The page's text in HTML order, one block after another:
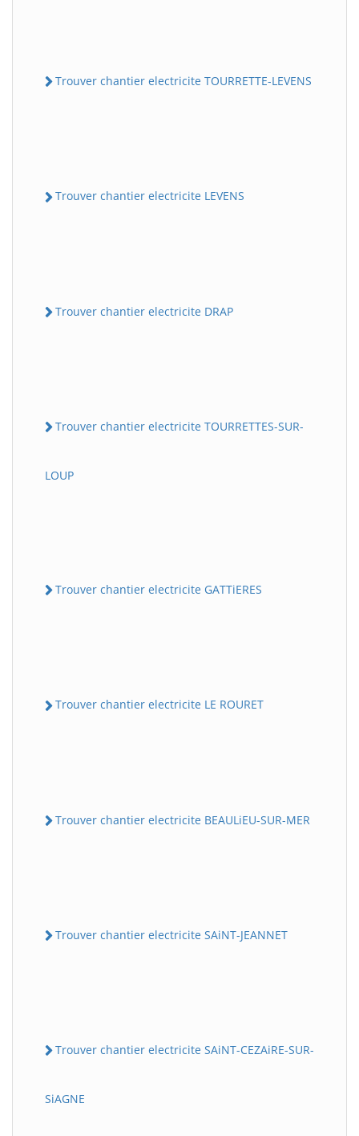
Trouver chantier electricite TOURRETTE-LEVENS
Trouver chantier electricite LEVENS
Trouver chantier electricite DRAP
Trouver chantier electricite TOURRETTES-SUR-
LOUP
Trouver chantier electricite GATTiERES
Trouver chantier electricite LE ROURET
Trouver chantier electricite BEAULiEU-SUR-MER
Trouver chantier electricite SAiNT-JEANNET
Trouver chantier electricite SAiNT-CEZAiRE-SUR-
SiAGNE